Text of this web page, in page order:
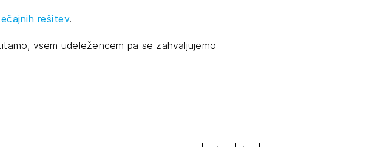
rešitev.
vsem udeležencem pa se zahvaljujemo
na Novičnike.